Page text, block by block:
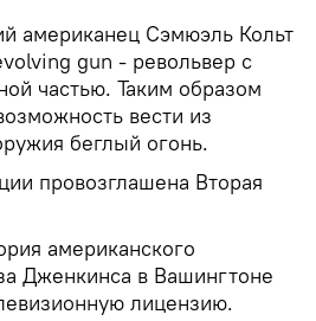
американец Сэмюэль Кольт
gun - револьвер с
частью. Таким образом
вести из
беглый огонь.
провозглашена Вторая
американского
Дженкинса в Вашингтоне
лицензию.